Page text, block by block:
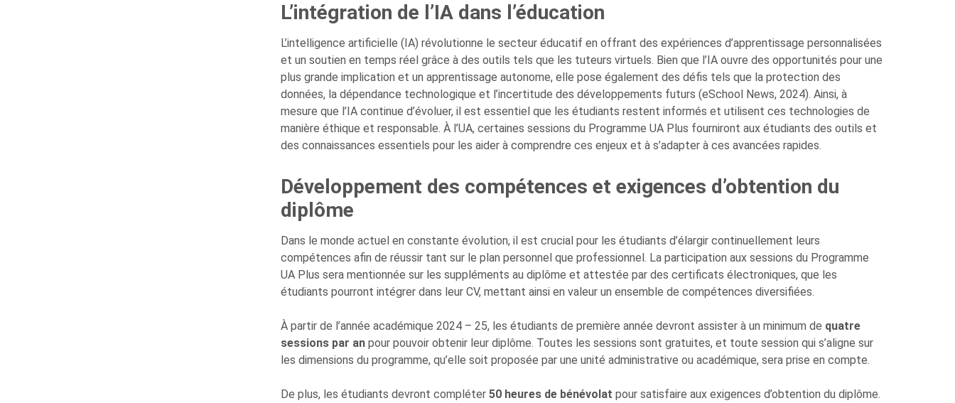
L’intégration de l’IA dans l’éducation
L’intelligence artificielle (IA) révolutionne le secteur éducatif en offrant des expériences d’apprentissage personnalisées
et un soutien en temps réel grâce à des outils tels que les tuteurs virtuels. Bien que l’IA ouvre des opportunités pour une
plus grande implication et un apprentissage autonome, elle pose également des défis tels que la protection des
données, la dépendance technologique et l’incertitude des développements futurs (eSchool News, 2024). Ainsi, à
mesure que l’IA continue d’évoluer, il est essentiel que les étudiants restent informés et utilisent ces technologies de
manière éthique et responsable. À l’UA, certaines sessions du Programme UA Plus fourniront aux étudiants des outils et
des connaissances essentiels pour les aider à comprendre ces enjeux et à s’adapter à ces avancées rapides.
Développement des compétences et exigences d’obtention du
diplôme
Dans le monde actuel en constante évolution, il est crucial pour les étudiants d’élargir continuellement leurs
compétences afin de réussir tant sur le plan personnel que professionnel. La participation aux sessions du Programme
UA Plus sera mentionnée sur les suppléments au diplôme et attestée par des certificats électroniques, que les
étudiants pourront intégrer dans leur CV, mettant ainsi en valeur un ensemble de compétences diversifiées.
À partir de l’année académique 2024 – 25, les étudiants de première année devront assister à un minimum de quatre
sessions par anpour pouvoir obtenir leur diplôme. Toutes les sessions sont gratuites, et toute session qui s’aligne sur
les dimensions du programme, qu’elle soit proposée par une unité administrative ou académique, sera prise en compte.
De plus, les étudiants devront compléter 50 heures de bénévolat pour satisfaire aux exigences d’obtention du diplôme.